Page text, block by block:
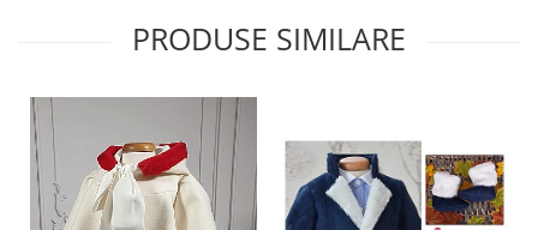
PRODUSE SIMILARE